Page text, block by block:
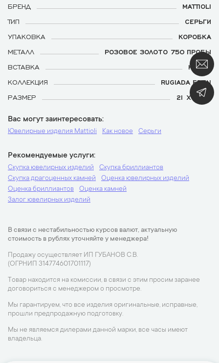
БРЕНД
MATTIOLI
ТИП
СЕРЬГИ
УПАКОВКА
КОРОБКА
МЕТАЛЛ
РОЗОВОЕ ЗОЛОТО 750 ПРОБЫ
ВСТАВКА
КВАРЦ
КОЛЛЕКЦИЯ
RUGIADA EDEN
РАЗМЕР
21 Х 8 ММ
Вас могут заинтересовать
Ювелирные изделия Mattioli Как новое Серьги
Рекомендуемые услуги
Скупка ювелирных изделий
Скупка бриллиантов
Скупка драгоценных камней
Оценка ювелирных изделий
Оценка бриллиантов
Оценка камней
Залог ювелирных изделий
В связи с нестабильностью курсов валют, актуальную
стоимость в рублях уточняйте у менеджера!
Продажу осуществляет ИП ГУБАНОВ С.В.
(ОГРНИП 314774601701117)
Товар находится на комиссии, в связи с этим просим заранее
договориться с менеджером о просмотре.
Мы гарантируем, что все изделия оригинальные, исправные,
прошли предпродажную подготовку.
Мы не являемся дилерами данной марки, все часы имеют
владельца.